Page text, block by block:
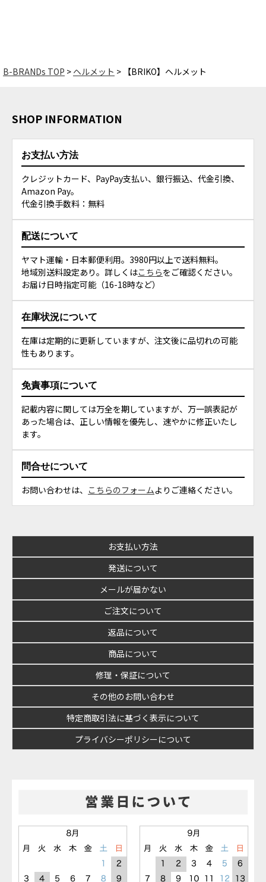
B-BRANDs TOP ヘルメット 【BRIKO】ヘルメット
SHOP INFORMATION
お支払い方法
クレジットカード、PayPay支払い、銀行振込、代金引換、
Amazon Pay。
代金引換手数料：無料
配送について
ヤマト運輸・日本郵便利用。3980円以上で送料無料。
地域別送料設定あり。詳しくはこちらをご確認ください。
お届け日時指定可能（16-18時など）
在庫状況について
在庫は定期的に更新していますが、注文後に品切れの可能
性もあります。
免責事項について
記載内容に関しては万全を期していますが、万一誤表記が
あった場合は、正しい情報を優先し、速やかに修正いたし
ます。
問合せについて
お問い合わせは、 こちらのフォームよりご連絡ください。
お支払い方法
発送について
メールが届かない
ご注文について
返品について
商品について
修理・保証について
その他のお問い合わせ
特定商取引法に基づく表示について
プライバシーポリシーについて